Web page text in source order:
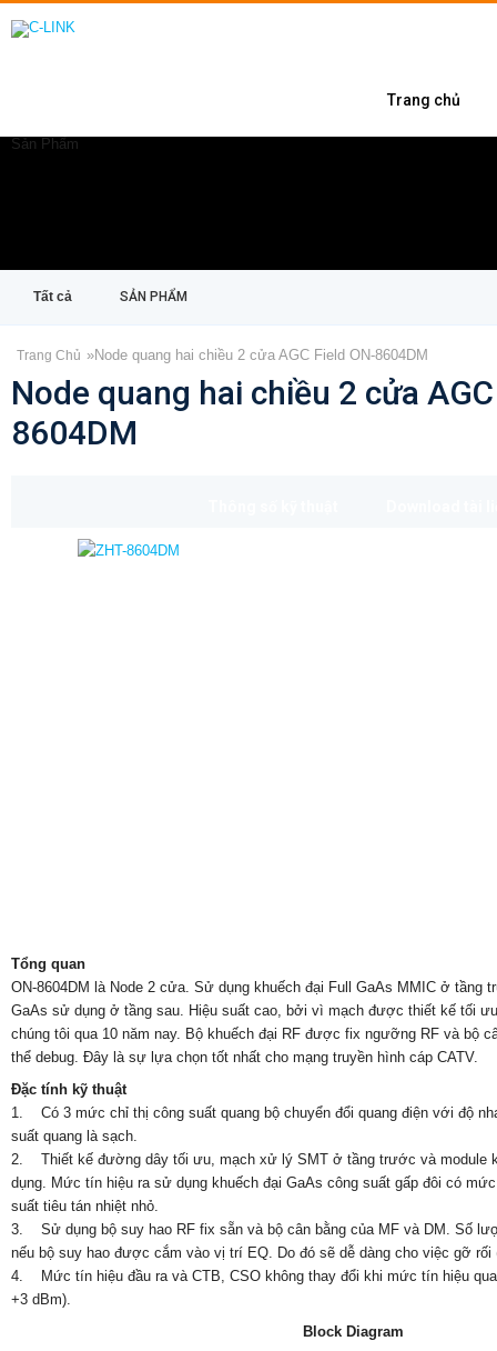
Trang chủ
Sản Phẩm
Tất cả SẢN PHẨM
Trang Chủ »Node quang hai chiều 2 cửa AGC Field ON-8604DM
Node quang hai chiều 2 cửa
8604DM
Tổng quan
ON-8604DM là Node 2 cửa. Sử dụng khuếch đại Full GaAs MMIC ở tầng
GaAs sử dụng ở tầng sau. Hiệu suất cao, bởi vì mạch được thiết kế tối
chúng tôi qua 10 năm nay. Bộ khuếch đại RF được fix ngưỡng RF và bộ
thể debug. Đây là sự lựa chọn tốt nhất cho mạng truyền hình cáp CATV.
Đặc tính kỹ thuật
1. Có 3 mức chỉ thị công suất quang bộ chuyển đổi quang điện với độ
suất quang là sạch.
2. Thiết kế đường dây tối ưu, mạch xử lý SMT ở tầng trước và module
dụng. Mức tín hiệu ra sử dụng khuếch đại GaAs công suất gấp đôi có
suất tiêu tán nhiệt nhỏ.
3. Sử dụng bộ suy hao RF fix sẵn và bộ cân bằng của MF và DM. Số
nếu bộ suy hao được cắm vào vị trí EQ. Do đó sẽ dễ dàng cho việc gỡ rối
4. Mức tín hiệu đầu ra và CTB, CSO không thay đổi khi mức tín hiệu
+3 dBm).
Block Diagram